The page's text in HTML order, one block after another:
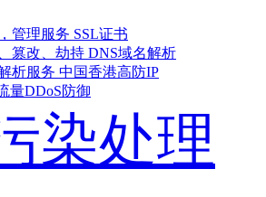
管理服务 SSL证书
篡改、劫持 DNS域名解析
析服务 中国香港高防IP
量DDoS防御
染处理